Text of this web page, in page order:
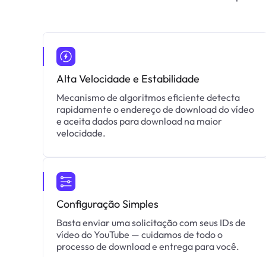
Alta Velocidade e Estabilidade
Mecanismo de algoritmos eficiente detecta
rapidamente o endereço de download do vídeo
e aceita dados para download na maior
velocidade.
Configuração Simples
Basta enviar uma solicitação com seus IDs de
vídeo do YouTube — cuidamos de todo o
processo de download e entrega para você.